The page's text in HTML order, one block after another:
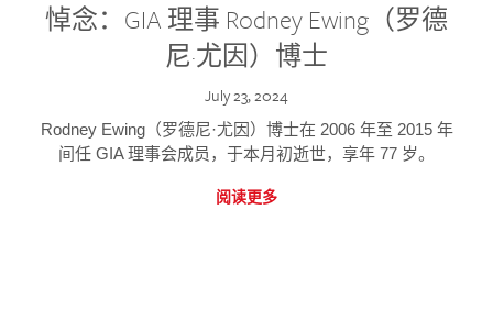
悼念：GIA 理事 Rodney Ewing（罗德
尼·尤因）博士
July 23, 2024
Rodney Ewing（罗德尼·尤因）博士在 2006 年至 2015 年
间任 GIA 理事会成员，于本月初逝世，享年 77 岁。
阅读更多